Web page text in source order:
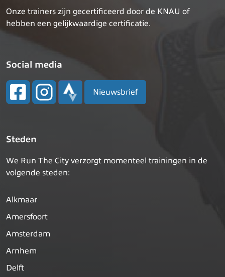
Onze trainers zijn gecertificeerd door de KNAU of
hebben een gelijkwaardige certificatie.
Social media
Nieuwsbrief
Steden
We Run The City verzorgt momenteel trainingen in de
volgende steden:
Alkmaar
Amersfoort
Amsterdam
Arnhem
Delft